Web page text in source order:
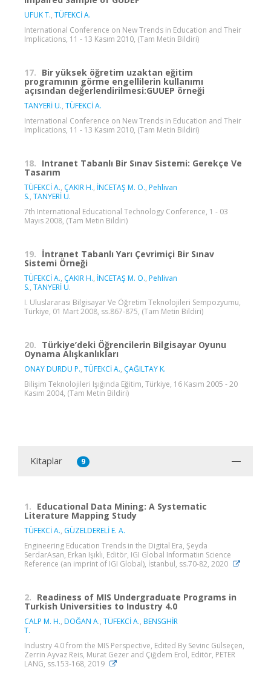
UFUK T., TÜFEKCİ A.
International Conference on New Trends in Education and Their
Implications, 11 - 13 Kasım 2010, (Tam Metin Bildiri)
17. Bir yüksek öğretim uzaktan eğitim
programının görme engellilerin kullanımı
açısından değerlendirilmesi:GUUEP örneği
TANYERİ U., TÜFEKCİ A.
International Conference on New Trends in Education and Their
Implications, 11 - 13 Kasım 2010, (Tam Metin Bildiri)
18. Intranet Tabanlı Bir Sınav Sistemi: Gerekçe Ve
Tasarım
TÜFEKCİ A., ÇAKIR H., İNCETAŞ M. O., Pehlivan
S., TANYERİ U.
7th International Educational Technology Conference, 1 - 03
Mayıs 2008, (Tam Metin Bildiri)
19. İntranet Tabanlı Yarı Çevrimiçi Bir Sınav
Sistemi Örneği
TÜFEKCİ A., ÇAKIR H., İNCETAŞ M. O., Pehlivan
S., TANYERİ U.
I. Uluslararası Bilgisayar Ve Öğretim Teknolojileri Sempozyumu,
Türkiye, 01 Mart 2008, ss.867-875, (Tam Metin Bildiri)
20. Türkiye’deki Öğrencilerin Bilgisayar Oyunu
Oynama Alışkanlıkları
ONAY DURDU P., TÜFEKCİ A., ÇAĞILTAY K.
Bilişim Teknolojileri Işığında Eğitim, Türkiye, 16 Kasım 2005 - 20
Kasım 2004, (Tam Metin Bildiri)
Kitaplar 9
1. Educational Data Mining: A Systematic
Literature Mapping Study
TÜFEKCİ A., GÜZELDERELİ E. A.
Engineering Education Trends in the Digital Era, Şeyda
SerdarAsan, Erkan Işıklı, Editör, IGI Global Informatiın Science
Reference (an imprint of IGI Global), İstanbul, ss.70-82, 2020
2. Readiness of MIS Undergraduate Programs in
Turkish Universities to Industry 4.0
CALP M. H., DOĞAN A., TÜFEKCİ A., BENSGHİR
T.
Industry 4.0 from the MIS Perspective, Edited By Sevinc Gülseçen,
Zerrin Ayvaz Reis, Murat Gezer and Çiğdem Erol, Editör, PETER
LANG, ss.153-168, 2019